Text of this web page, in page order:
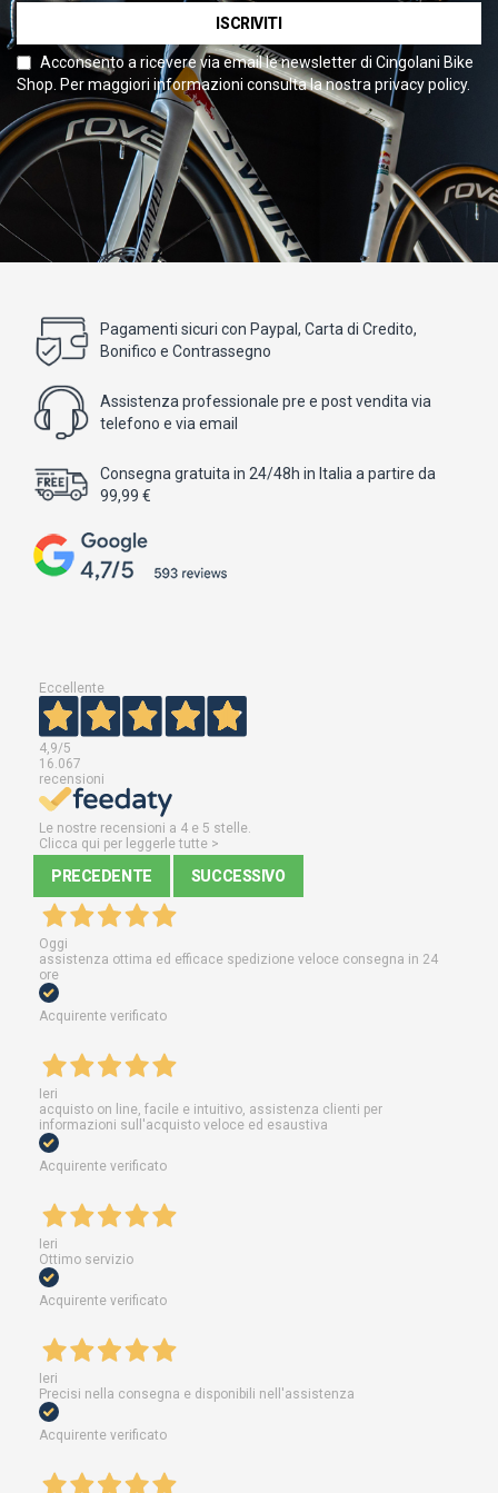
ISCRIVITI
Acconsento a ricevere via email le newsletter di Cingolani Bike
Shop. Per maggiori informazioni consulta la nostra privacy policy.
Pagamenti sicuri con Paypal, Carta di Credito,
Bonifico e Contrassegno
Assistenza professionale pre e post vendita via
telefono e via email
Consegna gratuita in 24/48h in Italia a partire da
99,99 €
Eccellente
4,9/5
16.067
recensioni
Le nostre recensioni a 4 e 5 stelle.
Clicca qui per leggerle tutte >
PRECEDENTE SUCCESSIVO
Oggi
assistenza ottima ed efficace spedizione veloce consegna in 24
ore
Acquirente verificato
Ieri
acquisto on line, facile e intuitivo, assistenza clienti per
informazioni sull'acquisto veloce ed esaustiva
Acquirente verificato
Ieri
Ottimo servizio
Acquirente verificato
Ieri
Precisi nella consegna e disponibili nell'assistenza
Acquirente verificato